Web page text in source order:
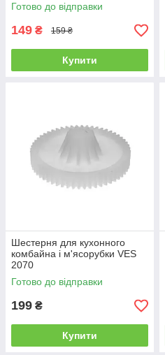
Готово до відправки
149 ₴ 159 ₴
Купити
Шестерня для кухонного
комбайна і м'ясорубки VES
2070
Готово до відправки
199 ₴
Купити